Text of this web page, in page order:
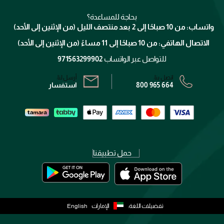
الإرجاع
برنامج الولاء ميوز
الشروط و الأحكام
سياسة الخصوصية
بحاجة للمساعدة؟
واتساب: من 10 صباحًا إلى 2 بعد منتصف الليل (من الإثنين إلى الأحد)
الاتصال الهاتفي: من 10 صباحًا إلى 11 مساءً (من الإثنين إلى الأحد)
للتواصل عبر الواتساب 971563299902
اتصل بنا:
800 965 664
أرسل لنا:
استفسار
حمل تطبيقنا
تفضيلات اللغة: الإمارات English